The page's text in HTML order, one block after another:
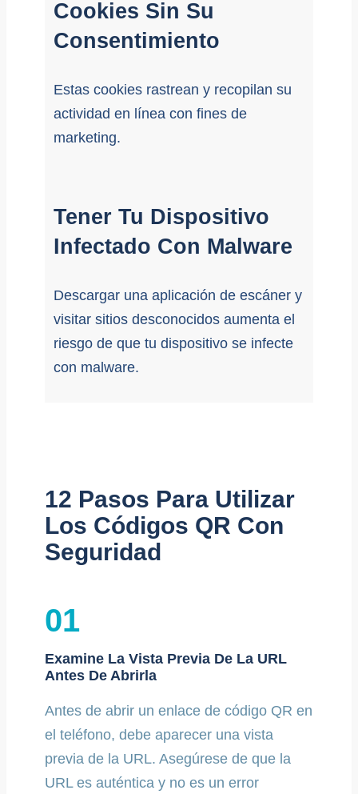
Cookies Sin Su
Consentimiento
Estas cookies rastrean y recopilan su
actividad en línea con fines de
marketing.
Tener Tu Dispositivo
Infectado Con Malware
Descargar una aplicación de escáner y
visitar sitios desconocidos aumenta el
riesgo de que tu dispositivo se infecte
con malware.
12 Pasos Para Utilizar
Los Códigos QR Con
Seguridad
01
Examine La Vista Previa De La URL
Antes De Abrirla
Antes de abrir un enlace de código QR en
el teléfono, debe aparecer una vista
previa de la URL. Asegúrese de que la
URL es auténtica y no es un error